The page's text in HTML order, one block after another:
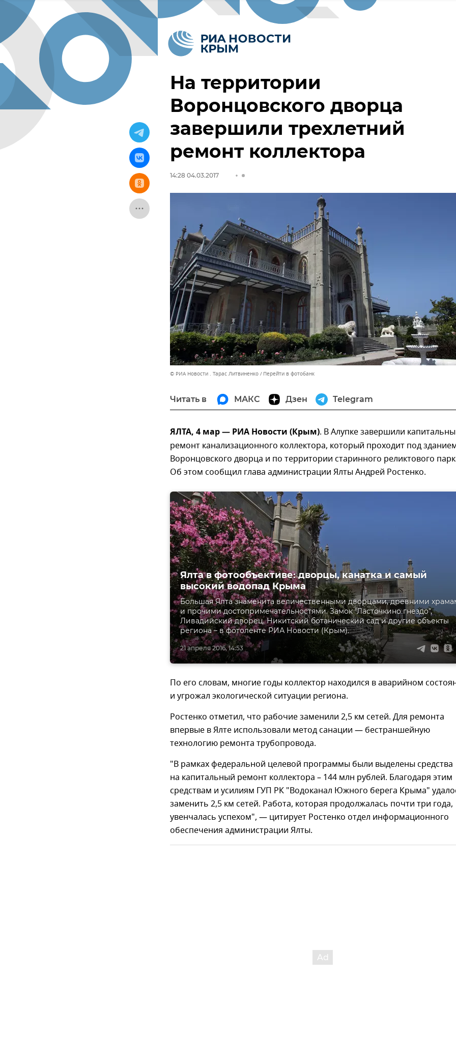
На территории
Воронцовского дворца
завершили трехлетний
ремонт коллектора
14:28 04.03.2017
© РИА Новости . Тарас Литвиненко Перейти в фотобанк
Читать в МАКС Дзен Telegram
ЯЛТА, 4 мар — РИА Новости (Крым). В Алупке завершили
ремонт канализационного коллектора, который проходит под
Воронцовского дворца и по территории старинного реликтового
Об этом сообщил глава администрации Ялты Андрей Ростенко.
21 апреля 2016, 14:53
Ялта в фотообъективе: дворцы, канатка и самый
высокий водопад Крыма
Большая Ялта знаменита величественными дворцами, древними
и прочими достопримечательностями. Замок "Ласточкино гнездо",
Ливадийский дворец, Никитский ботанический сад и другие объекты
региона – в фотоленте РИА Новости (Крым).
По его словам, многие годы коллектор находился в аварийном
и угрожал экологической ситуации региона.
Ростенко отметил, что рабочие заменили 2,5 км сетей. Для ремонта
впервые в Ялте использовали метод санации — бестраншейную
технологию ремонта трубопровода.
"В рамках федеральной целевой программы были выделены средства
на капитальный ремонт коллектора – 144 млн рублей. Благодаря этим
средствам и усилиям ГУП РК "Водоканал Южного берега Крыма"
заменить 2,5 км сетей. Работа, которая продолжалась почти три года,
увенчалась успехом", — цитирует Ростенко отдел информационного
обеспечения администрации Ялты.